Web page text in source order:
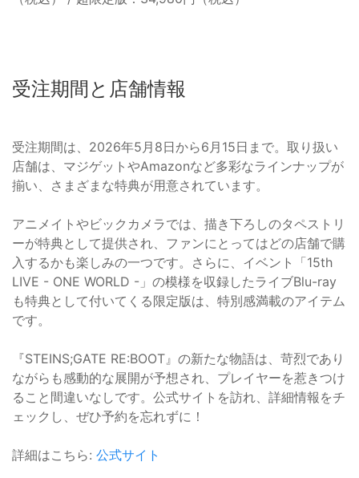
受注期間と店舗情報
受注期間は、2026年5月8日から6月15日まで。取り扱い
店舗は、マジゲットやAmazonなど多彩なラインナップが
揃い、さまざまな特典が用意されています。
アニメイトやビックカメラでは、描き下ろしのタペストリ
ーが特典として提供され、ファンにとってはどの店舗で購
入するかも楽しみの一つです。さらに、イベント「15th
LIVE - ONE WORLD -」の模様を収録したライブBlu-ray
も特典として付いてくる限定版は、特別感満載のアイテム
です。
『STEINS;GATE RE:BOOT』の新たな物語は、苛烈であり
ながらも感動的な展開が予想され、プレイヤーを惹きつけ
ること間違いなしです。公式サイトを訪れ、詳細情報をチ
ェックし、ぜひ予約を忘れずに！
詳細はこちら: 公式サイト